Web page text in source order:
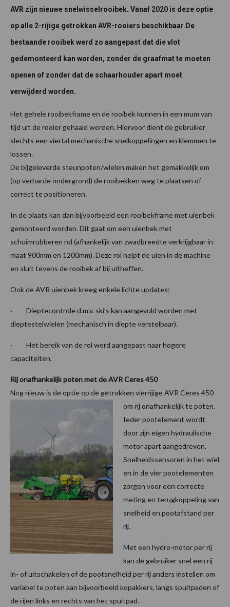
AVR zijn nieuwe snelwisselrooibek. Vanaf 2020 is deze optie
op alle 2-rijige getrokken AVR-rooiers beschikbaar.De
bestaande rooibek werd zo aangepast dat die vlot
gedemonteerd kan worden, zonder de graafmat te moeten
openen of zonder dat de schaarhouder apart moet
verwijderd worden.
Het gehele rooibekframe en de rooibek kunnen in een mum van
tijd uit de rooier gehaald worden. Hiervoor dient de gebruiker
slechts een viertal mechanische snelkoppelingen en klemmen te
lossen.
De bijgeleverde steunpoten/wielen maken het gemakkelijk om
(op verharde ondergrond) de rooibekken weg te plaatsen of
correct te positioneren.
In de plaats kan dan bijvoorbeeld een rooibekframe met uienbek
gemonteerd worden. Dit gaat om een uienbek met
schuimrubberen rol (afhankelijk van zwadbreedte verkrijgbaar in
maat 900mm en 1200mm). Deze rol helpt de uien in de machine
en sluit tevens de rooibek af bij uitheffen.
Ook de AVR uienbek kreeg enkele lichte updates:
· Dieptecontrole d.m.v. ski’s kan aangevuld worden met
dieptestelwielen (mechanisch in diepte verstelbaar).
· Het bereik van de rol werd aangepast naar hogere
capaciteiten.
Rij onafhankelijk poten met de AVR Ceres 450
Nog nieuw is de optie op de getrokken vierrijige AVR Ceres 450
om rij onafhankelijk te poten.
Ieder pootelement wordt
door zijn eigen hydraulische
motor apart aangedreven.
Snelheidssensoren in het wiel
en in de vier pootelementen
zorgen voor een correcte
meting en terugkoppeling van
snelheid en pootafstand per
rij.
Met een hydro-motor per rij
kan de gebruiker snel een rij
in- of uitschakelen of de pootsnelheid per rij anders instellen om
variabel te poten aan bijvoorbeeld kopakkers, langs spuitpaden of
de rijen links en rechts van het spuitpad.